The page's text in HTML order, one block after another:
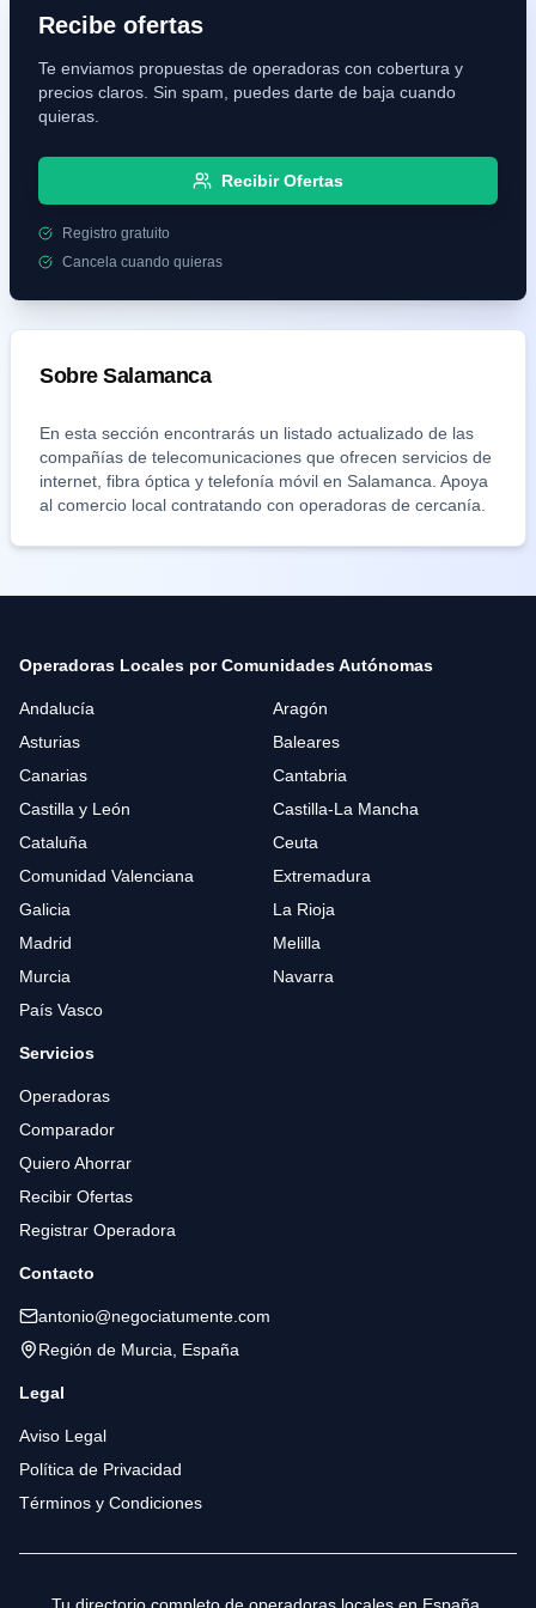
Recibe ofertas
Te enviamos propuestas de operadoras con cobertura y
precios claros. Sin spam, puedes darte de baja cuando
quieras.
Recibir Ofertas
Registro gratuito
Cancela cuando quieras
SobreSalamanca
En esta sección encontrarás un listado actualizado de las
compañías de telecomunicaciones que ofrecen servicios de
internet, fibra óptica y telefonía móvil en Salamanca . Apoya
al comercio local contratando con operadoras de cercanía.
Operadoras Locales por Comunidades Autónomas
Andalucía
Aragón
Asturias
Baleares
Canarias
Cantabria
Castilla y León
Castilla-La Mancha
Cataluña
Ceuta
Comunidad Valenciana
Extremadura
Galicia
La Rioja
Madrid
Melilla
Murcia
Navarra
País Vasco
Servicios
Operadoras
Comparador
Quiero Ahorrar
Recibir Ofertas
Registrar Operadora
Contacto
antonio@negociatumente.com
Región de Murcia, España
Legal
Aviso Legal
Política de Privacidad
Términos y Condiciones